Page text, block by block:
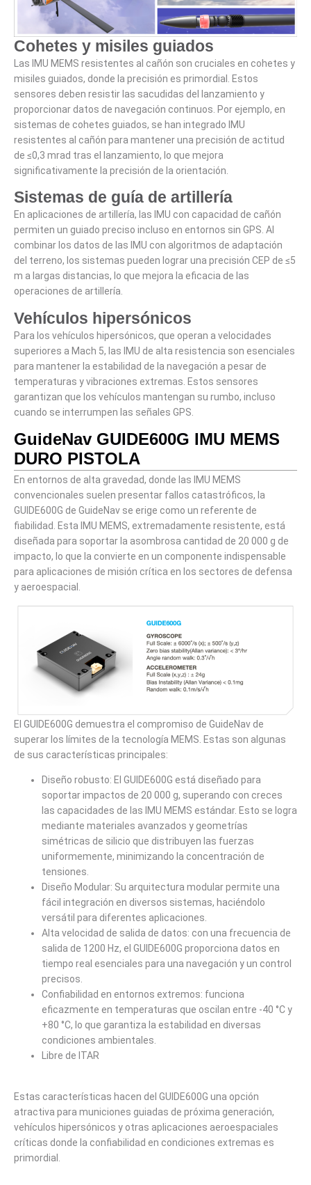
Cohetes y misiles guiados
Las IMU MEMS resistentes al cañón son cruciales en cohetes y
misiles guiados, donde la precisión es primordial. Estos
sensores deben resistir las sacudidas del lanzamiento y
proporcionar datos de navegación continuos. Por ejemplo, en
sistemas de cohetes guiados, se han integrado IMU
resistentes al cañón para mantener una precisión de actitud
de ≤0,3 mrad tras el lanzamiento, lo que mejora
significativamente la precisión de la orientación.
Sistemas de guía de artillería
En aplicaciones de artillería, las IMU con capacidad de cañón
permiten un guiado preciso incluso en entornos sin GPS. Al
combinar los datos de las IMU con algoritmos de adaptación
del terreno, los sistemas pueden lograr una precisión CEP de ≤5
m a largas distancias, lo que mejora la eficacia de las
operaciones de artillería.
Vehículos hipersónicos
Para los vehículos hipersónicos, que operan a velocidades
superiores a Mach 5, las IMU de alta resistencia son esenciales
para mantener la estabilidad de la navegación a pesar de
temperaturas y vibraciones extremas. Estos sensores
garantizan que los vehículos mantengan su rumbo, incluso
cuando se interrumpen las señales GPS.
GuideNav GUIDE600G IMU MEMS
DURO PISTOLA
En entornos de alta gravedad, donde las IMU MEMS
convencionales suelen presentar fallos catastróficos, la
GUIDE600G de GuideNav se erige como un referente de
fiabilidad. Esta IMU MEMS, extremadamente resistente, está
diseñada para soportar la asombrosa cantidad de 20 000 g de
impacto, lo que la convierte en un componente indispensable
para aplicaciones de misión crítica en los sectores de defensa
y aeroespacial.
El GUIDE600G demuestra el compromiso de GuideNav de
superar los límites de la tecnología MEMS. Estas son algunas
de sus características principales:
Diseño robusto: El GUIDE600G está diseñado para
soportar impactos de 20 000 g, superando con creces
las capacidades de las IMU MEMS estándar. Esto se logra
mediante materiales avanzados y geometrías
simétricas de silicio que distribuyen las fuerzas
uniformemente, minimizando la concentración de
tensiones.
Diseño Modular: Su arquitectura modular permite una
fácil integración en diversos sistemas, haciéndolo
versátil para diferentes aplicaciones.
Alta velocidad de salida de datos: con una frecuencia de
salida de 1200 Hz, el GUIDE600G proporciona datos en
tiempo real esenciales para una navegación y un control
precisos.
Confiabilidad en entornos extremos: funciona
eficazmente en temperaturas que oscilan entre -40 °C y
+80 °C, lo que garantiza la estabilidad en diversas
condiciones ambientales.
Libre de ITAR
Estas características hacen del GUIDE600G una opción
atractiva para municiones guiadas de próxima generación,
vehículos hipersónicos y otras aplicaciones aeroespaciales
críticas donde la confiabilidad en condiciones extremas es
primordial.